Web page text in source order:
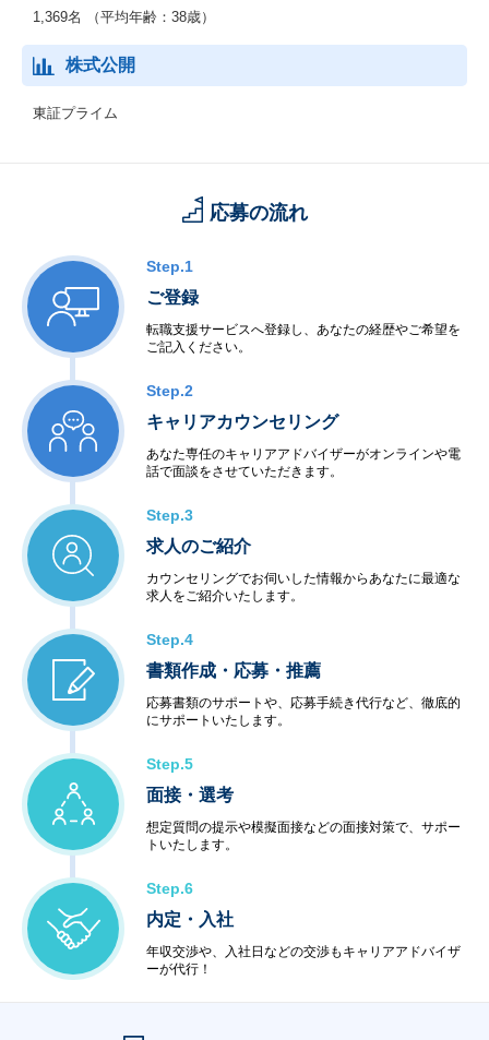
1,369名 （平均年齢：38歳）
株式公開
東証プライム
応募の流れ
Step.1
ご登録
転職支援サービスへ登録し、あなたの経歴やご希望を
ご記入ください。
Step.2
キャリアカウンセリング
あなた専任のキャリアアドバイザーがオンラインや電
話で面談をさせていただきます。
Step.3
求人のご紹介
カウンセリングでお伺いした情報からあなたに最適な
求人をご紹介いたします。
Step.4
書類作成・応募・推薦
応募書類のサポートや、応募手続き代行など、徹底的
にサポートいたします。
Step.5
面接・選考
想定質問の提示や模擬面接などの面接対策で、サポー
トいたします。
Step.6
内定・入社
年収交渉や、入社日などの交渉もキャリアアドバイザ
ーが代行！